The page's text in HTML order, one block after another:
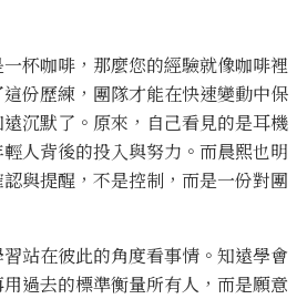
一杯咖啡，那麼您的經驗就像咖啡裡
份歷練，團隊才能在快速變動中保
沉默了。原來，自己看見的是耳機
人背後的投入與努力。而晨熙也明
與提醒，不是控制，而是一份對團
站在彼此的角度看事情。知遠學會
過去的標準衡量所有人，而是願意